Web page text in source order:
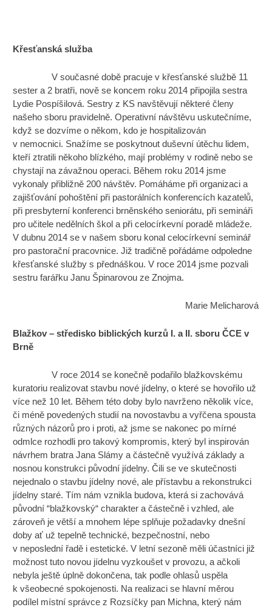
Křesťanská služba
V současné době pracuje v křesťanské službě 11
sester a 2 bratři, nově se koncem roku 2014 připojila sestra
Lydie Pospíšilová. Sestry z KS navštěvují některé členy
našeho sboru pravidelně. Operativní návštěvu uskutečníme,
když se dozvíme o někom, kdo je hospitalizován
v nemocnici. Snažíme se poskytnout duševní útěchu lidem,
kteří ztratili někoho blízkého, mají problémy v rodině nebo se
chystají na závažnou operaci. Během roku 2014 jsme
vykonaly přibližně 200 návštěv. Pomáháme při organizaci a
zajišťování pohoštění při pastorálních konferencích kazatelů,
při presbyterní konferenci brněnského seniorátu, při semináři
pro učitele nedělních škol a při celocírkevní poradě mládeže.
V dubnu 2014 se v našem sboru konal celocírkevní seminář
pro pastorační pracovnice. Již tradičně pořádáme odpoledne
křesťanské služby s přednáškou. V roce 2014 jsme pozvali
sestru farářku Janu Špinarovou ze Znojma.
Marie Melicharová
Blažkov – středisko biblických kurzů I. a II. sboru ČCE v
Brně
V roce 2014 se konečně podařilo blažkovskému
kuratoriu realizovat stavbu nové jídelny, o které se hovořilo už
více než 10 let. Během této doby bylo navrženo několik více,
či méně povedených studií na novostavbu a vyřčena spousta
různých názorů pro i proti, až jsme se nakonec po mírné
odmlce rozhodli pro takový kompromis, který byl inspirován
návrhem bratra Jana Slámy a částečně využívá základy a
nosnou konstrukci původní jídelny. Čili se ve skutečnosti
nejednalo o stavbu jídelny nové, ale přístavbu a rekonstrukci
jídelny staré. Tím nám vznikla budova, která si zachovává
původní “blažkovský“ charakter a částečně i vzhled, ale
zároveň je větší a mnohem lépe splňuje požadavky dnešní
doby ať už tepelně technické, bezpečnostní, nebo
v neposlední řadě i estetické. V letní sezoně měli účastníci již
možnost tuto novou jídelnu vyzkoušet v provozu, a ačkoli
nebyla ještě úplně dokončena, tak podle ohlasů uspěla
k všeobecné spokojenosti. Na realizaci se hlavní měrou
podílel místní správce z Rozsíčky pan Michna, který nám